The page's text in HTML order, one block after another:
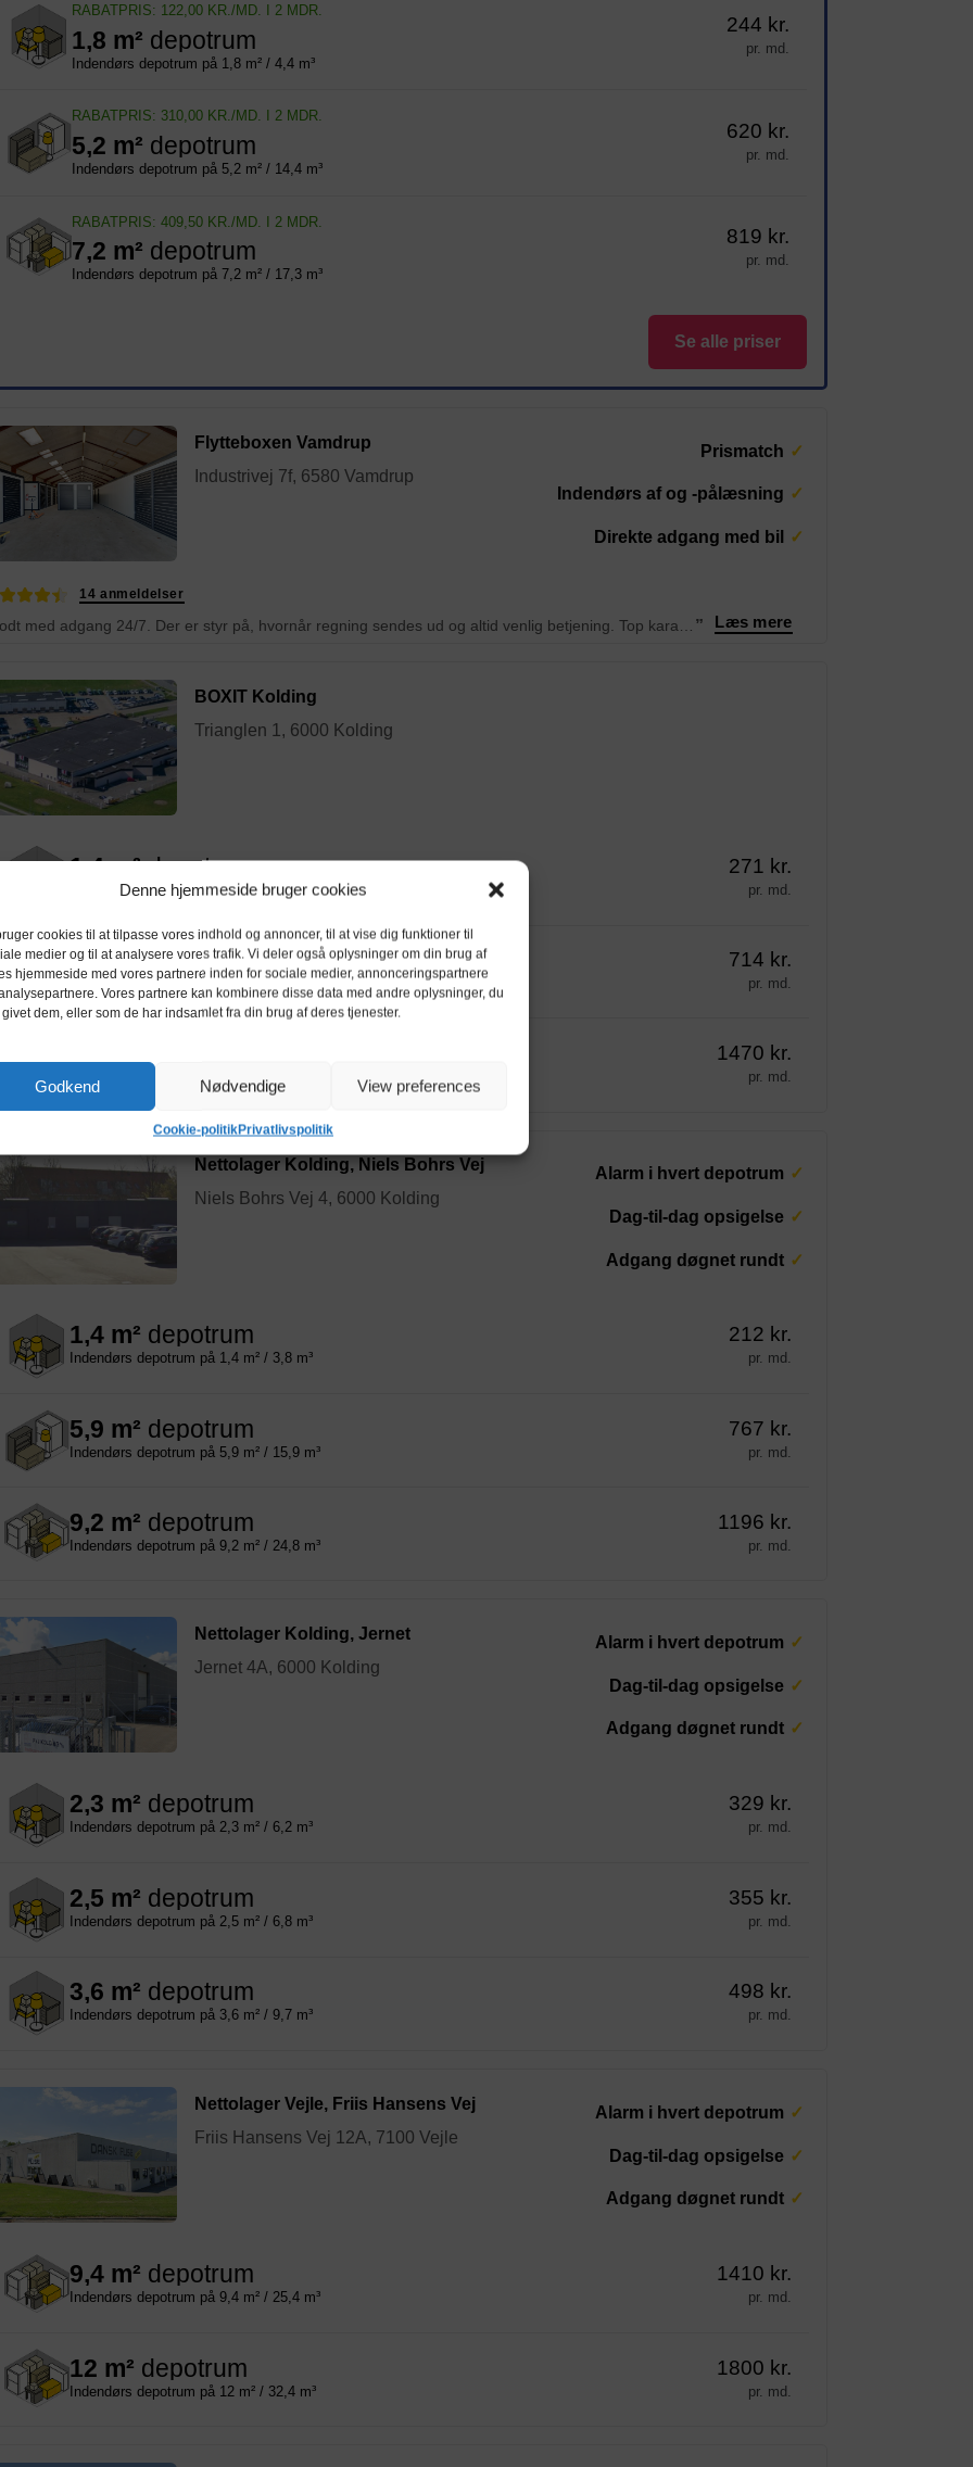
Denne hjemmeside bruger cookies
cookies til at tilpasse vores indhold og annoncer, til at vise dig funktioner til
medier og til at analysere vores trafik. Vi deler også oplysninger om din brug af
hjemmeside med vores partnere inden for sociale medier, annonceringspartnere
Vores partnere kan kombinere disse data med andre oplysninger, du
dem, eller som de har indsamlet fra din brug af deres tjenester.
Godkend Nødvendige View preferences
Cookie-politikPrivatlivspolitik
RABATPRIS: 122,00 KR./MD. I 2 MDR.
1,8 m² depotrum
Indendørs depotrum på 1,8 m² / 4,4 m³
244 kr.
pr. md.
RABATPRIS: 310,00 KR./MD. I 2 MDR.
5,2 m² depotrum
Indendørs depotrum på 5,2 m² / 14,4 m³
620 kr.
pr. md.
RABATPRIS: 409,50 KR./MD. I 2 MDR.
7,2 m² depotrum
Indendørs depotrum på 7,2 m² / 17,3 m³
819 kr.
pr. md.
Se alle priser
Flytteboxen Vamdrup
Industrivej 7f, 6580 Vamdrup
Prismatch
Indendørs af og -pålæsning
Direkte adgang med bil
14 anmeldelser
” Læs mere
BOXIT Kolding
Trianglen 1, 6000 Kolding
1,4 m²depotrum
Indendørs depotrum på 1,4 m² / 3,9 m³
271 kr.
pr. md.
4,8 m²depotrum
Indendørs depotrum på 4,8 m² / 13,6 m³
714 kr.
pr. md.
Indendørs depotrum på 10,6 m² / 30,1 m³
1470 kr.
pr. md.
Nettolager Kolding, Niels Bohrs Vej
Niels Bohrs Vej 4, 6000 Kolding
Alarm i hvert depotrum
Dag-til-dag opsigelse
Adgang døgnet rundt
1,4 m² depotrum
Indendørs depotrum på 1,4 m² / 3,8 m³
212 kr.
pr. md.
5,9 m² depotrum
Indendørs depotrum på 5,9 m² / 15,9 m³
767 kr.
pr. md.
9,2 m² depotrum
Indendørs depotrum på 9,2 m² / 24,8 m³
1196 kr.
pr. md.
Nettolager Kolding, Jernet
Jernet 4A, 6000 Kolding
Alarm i hvert depotrum
Dag-til-dag opsigelse
Adgang døgnet rundt
2,3 m² depotrum
Indendørs depotrum på 2,3 m² / 6,2 m³
329 kr.
pr. md.
2,5 m² depotrum
Indendørs depotrum på 2,5 m² / 6,8 m³
355 kr.
pr. md.
3,6 m² depotrum
Indendørs depotrum på 3,6 m² / 9,7 m³
498 kr.
pr. md.
Nettolager Vejle, Friis Hansens Vej
Friis Hansens Vej 12A, 7100 Vejle
Alarm i hvert depotrum
Dag-til-dag opsigelse
Adgang døgnet rundt
9,4 m² depotrum
Indendørs depotrum på 9,4 m² / 25,4 m³
1410 kr.
pr. md.
12 m² depotrum
Indendørs depotrum på 12 m² / 32,4 m³
1800 kr.
pr. md.